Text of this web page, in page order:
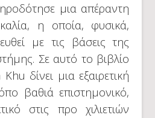
μια απέραντη
η οποία, φυσικά,
με τις βάσεις της
Σε αυτό το βιβλίο
δίνει μια εξαιρετική
βαθιά επιστημονικό,
στις προ χιλιετιών